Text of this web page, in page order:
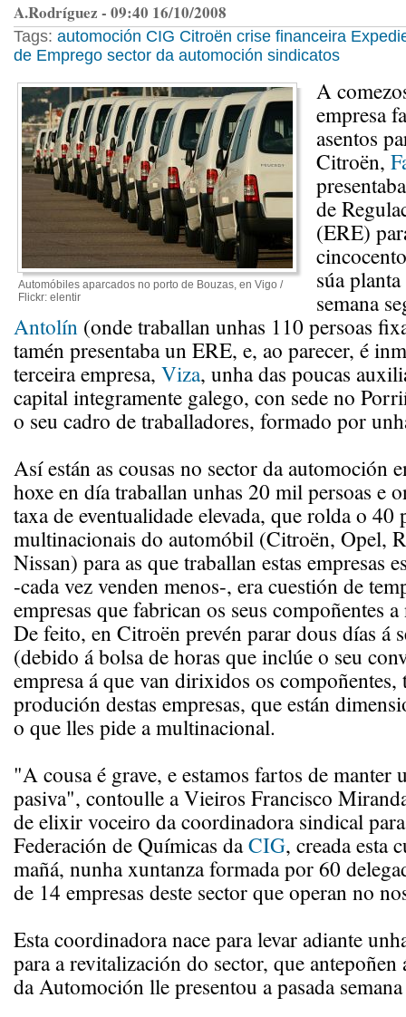
A.Rodríguez - 09:40 16/10/2008
Tags: automoción CIG Citroën crise financeira
de Emprego sector da automoción sindicatos
Automóbiles aparcados no porto de Bouzas, en Vigo /
Flickr: elentir
A
empresa
asentos
Citroën,
de
(ERE)
súa
semana
Antolín (onde traballan unhas 110 persoas
tamén presentaba un ERE, e, ao parecer, é
terceira empresa, Viza, unha das poucas
capital integramente galego, con sede no
o seu cadro de traballadores, formado por
Así están as cousas no sector da automoción
hoxe en día traballan unhas 20 mil persoas e
taxa de eventualidade elevada, que rolda o 40
multinacionais do automóbil (Citroën, Opel,
Nissan) para as que traballan estas empresas
-cada vez venden menos-, era cuestión de
empresas que fabrican os seus compoñentes
De feito, en Citroën prevén parar dous días á
(debido á bolsa de horas que inclúe o seu
empresa á que van dirixidos os compoñentes,
produción destas empresas, que están
o que lles pide a multinacional.
"A cousa é grave, e estamos fartos de manter
pasiva", contoulle a Vieiros Francisco
de elixir voceiro da coordinadora sindical
Federación de Químicas daCIG, creada esta
mañá, nunha xuntanza formada por 60
de 14 empresas deste sector que operan no
Esta coordinadora nace para levar adiante
para a revitalización do sector, que antepoñen
da Automoción lle presentou a pasada